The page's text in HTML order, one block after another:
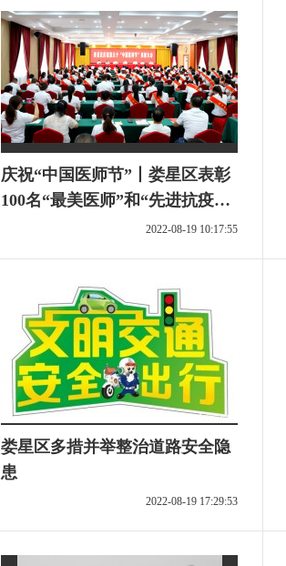
庆祝“中国医师节”丨娄星区表彰
100名“最美医师”和“先进抗疫工
2022-08-19 10:17:55
娄星区多措并举整治道路安全隐
患
2022-08-19 17:29:53